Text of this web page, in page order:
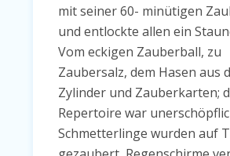
mit seiner 60- minütigen
und entlockte allen ein
Vom eckigen Zauberball, zu
Zaubersalz, dem Hasen aus
Zylinder und Zauberkarten;
Repertoire war
Schmetterlinge wurden auf